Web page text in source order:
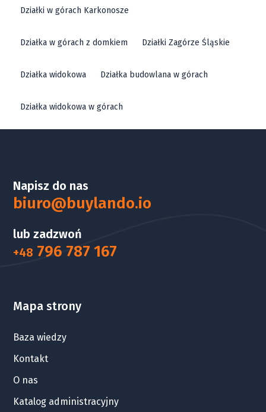
Działki w górach Karkonosze
Działka w górach z domkiem Działki Zagórze Śląskie
Działka widokowa Działka budowlana w górach
Działka widokowa w górach
Napisz do nas
biuro@buylando.io
lub zadzwoń
+48 796 787 167
Mapa strony
Baza wiedzy
Kontakt
O nas
Katalog administracyjny